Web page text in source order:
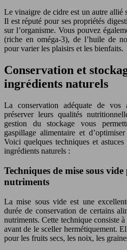
Le vinaigre de cidre est un autre allié
Il est réputé pour ses propriétés
sur l’organisme. Vous pouvez
(riche en oméga-3), de l’huile de
pour varier les plaisirs et les bienfaits.
Conservation et
ingrédients naturels
La conservation adéquate de vos
préserver leurs qualités
gestion du stockage vous
gaspillage alimentaire et
Voici quelques techniques et
ingrédients naturels :
Techniques de mise sous
nutriments
La mise sous vide est une
durée de conservation de certains
nutriments. Cette technique consiste
avant de le sceller hermétiquement.
pour les fruits secs, les noix, les